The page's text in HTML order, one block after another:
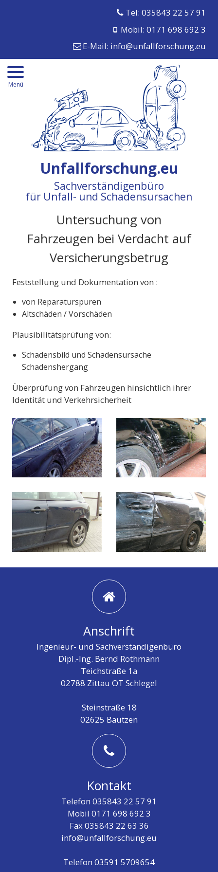
Tel: 035843 22 57 91
Mobil: 0171 698 692 3
E-Mail: info@unfallforschung.eu
Menü
Unfallforschung.eu
Sachverständigenbüro
für Unfall- und Schadensursachen
Untersuchung von
Fahrzeugen bei Verdacht auf
Versicherungsbetrug
Feststellung und Dokumentation von :
von Reparaturspuren
Altschäden / Vorschäden
Plausibilitätsprüfung von:
Schadensbild und Schadensursache
Schadenshergang
Überprüfung von Fahrzeugen hinsichtlich ihrer
Identität und Verkehrsicherheit
Anschrift
Ingenieur- und Sachverständigenbüro
Dipl.-Ing. Bernd Rothmann
Teichstraße 1a
02788 Zittau OT Schlegel
Steinstraße 18
02625 Bautzen
Kontakt
Telefon 035843 22 57 91
Mobil 0171 698 692 3
Fax 035843 22 63 36
info@unfallforschung.eu
Telefon 03591 5709654